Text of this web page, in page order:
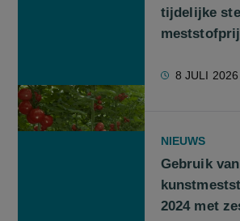
tijdelijke
8 JULI 2026
NIEUWS
Gebruik van
2024 met